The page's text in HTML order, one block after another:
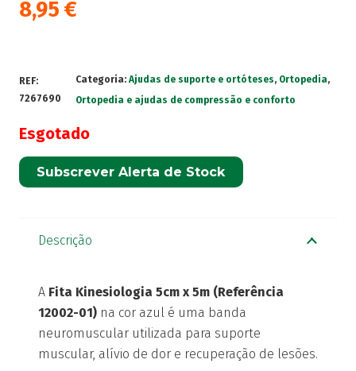
8,95 €
REF:
7267690
Categoria: Ajudas de suporte e ortóteses, Ortopedia,
Ortopedia e ajudas de compressão e conforto
Esgotado
Subscrever Alerta de Stock
Descrição
A Fita Kinesiologia 5cm x 5m (Referência
12002-01) na cor azul é uma banda
neuromuscular utilizada para suporte
muscular, alívio de dor e recuperação de lesões.